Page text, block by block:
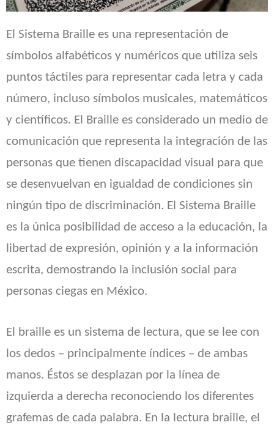
El Sistema Braille es una representación de
símbolos alfabéticos y numéricos que utiliza seis
puntos táctiles para representar cada letra y cada
número, incluso símbolos musicales, matemáticos
y científicos. El Braille es considerado un medio de
comunicación que representa la integración de las
personas que tienen discapacidad visual para que
se desenvuelvan en igualdad de condiciones sin
ningún tipo de discriminación. El Sistema Braille
es la única posibilidad de acceso a la educación, la
libertad de expresión, opinión y a la información
escrita, demostrando la inclusión social para
personas ciegas en México.
El braille es un sistema de lectura, que se lee con
los dedos – principalmente índices – de ambas
manos. Éstos se desplazan por la línea de
izquierda a derecha reconociendo los diferentes
grafemas de cada palabra. En la lectura braille, el